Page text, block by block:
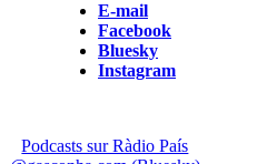
E-mail
Facebook
Bluesky
Instagram
Podcasts sur Ràdio País